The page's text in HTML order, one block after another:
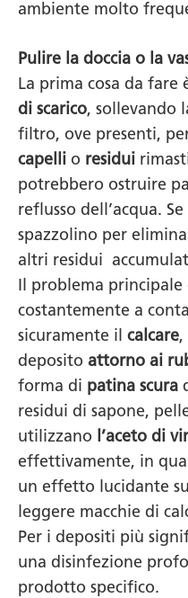
ambiente molto
Pulire la doccia o la
La prima cosa da fare
di scarico, sollevando
filtro, ove presenti,
capelli o residui
potrebbero ostruire
reflusso dell’acqua.
spazzolino per
altri residui
Il problema principale
costantemente a
sicuramente il calcare,
deposito attorno ai
forma di patina scura
residui di sapone,
utilizzano l’aceto di
effettivamente, in
un effetto lucidante
leggere macchie di
Per i depositi più
una disinfezione
prodotto specifico.